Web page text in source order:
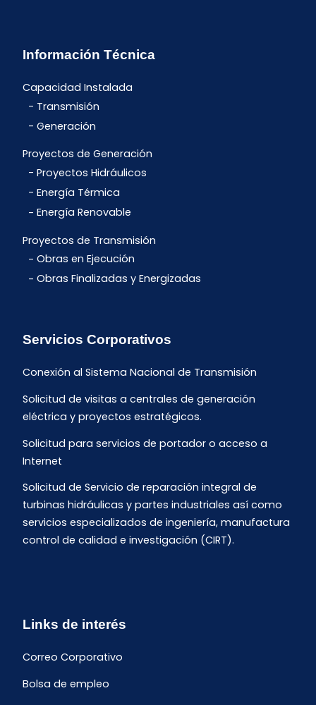
Información Técnica
Capacidad Instalada
Transmisión
Generación
Proyectos de Generación
Proyectos Hidráulicos
Energía Térmica
Energía Renovable
Proyectos de Transmisión
Obras en Ejecución
Obras Finalizadas y Energizadas
Servicios Corporativos
Conexión al Sistema Nacional de Transmisión
Solicitud de visitas a centrales de generación
eléctrica y proyectos estratégicos.
Solicitud para servicios de portador o acceso a
Internet
Solicitud de Servicio de reparación integral de
turbinas hidráulicas y partes industriales así como
servicios especializados de ingeniería, manufactura
control de calidad e investigación (CIRT).
Links de interés
Correo Corporativo
Bolsa de empleo